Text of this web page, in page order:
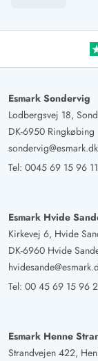
Esmark Sondervig
Lodbergsvej 18,
DK-6950 Ringkøbing
sondervig@esmark.dk
Tel: 0045 69 15 96 11
Esmark Hvide
Kirkevej 6, Hvide
DK-6960 Hvide
Tel: 00 45 69 15 96
Esmark Henne
Strandvejen 422,